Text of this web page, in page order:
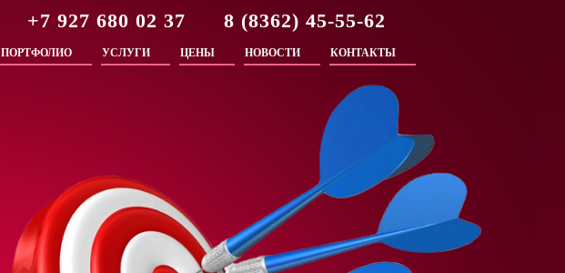
+7 927 680 02 37 8 (8362) 45-55-62
ПОРТФОЛИО УСЛУГИ ЦЕНЫ НОВОСТИ КОНТАКТЫ